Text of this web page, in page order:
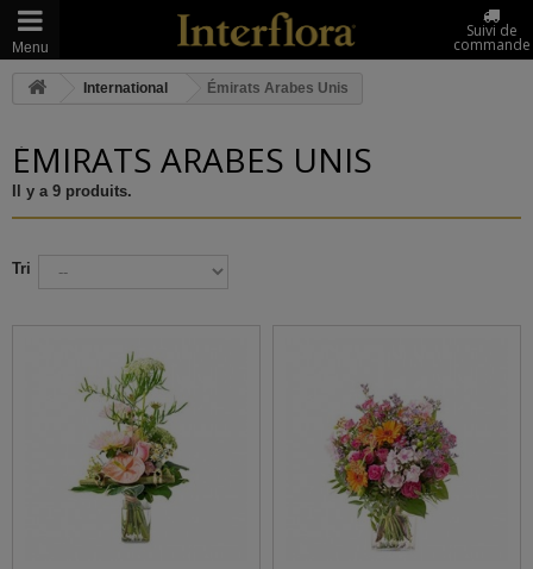
Menu
Suivi de
commande
International Émirats Arabes Unis
ÉMIRATS ARABES UNIS
Il y a 9 produits.
Tri